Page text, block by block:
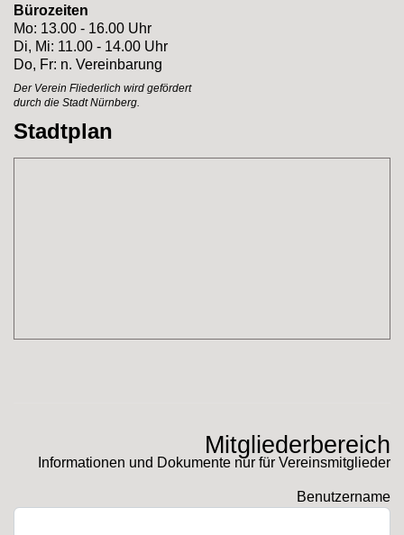
Bürozeiten
Mo: 13.00 - 16.00 Uhr
Di, Mi: 11.00 - 14.00 Uhr
Do, Fr: n. Vereinbarung
Der Verein Fliederlich wird gefördert
durch die Stadt Nürnberg.
Stadtplan
Mitgliederbereich
Informationen und Dokumente nur für Vereinsmitglieder
Benutzername